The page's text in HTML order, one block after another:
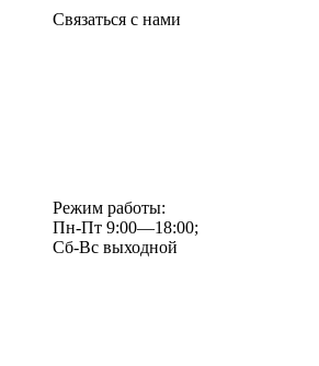
Связаться с нами
Режим работы:
Пн-Пт 9:00—18:00;
Сб-Вс выходной